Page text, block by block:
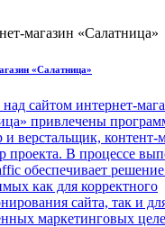
«Салатница»
сайтом интернет-
привлечены
и верстальщик, контент-
проекта. В процессе
обеспечивает решение
как для корректного
сайта, так и
маркетинговых